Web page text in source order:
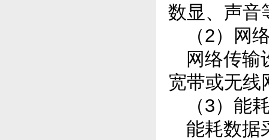
数显、声音
（2）网
网络传输
宽带或无线
（3）能
能耗数据